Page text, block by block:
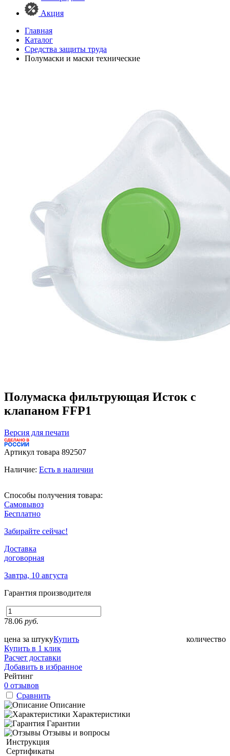
Акция
Главная
Каталог
Средства защиты труда
Полумаски и маски технические
Полумаска фильтрующая Исток с
клапаном FFP1
Версия для печати
Артикул товара 892507
Наличие: Есть в наличии
Способы получения товара:
Самовывоз
Бесплатно
Забирайте сейчас!
Доставка
договорная
Завтра, 10 августа
Гарантия производителя
78.06 руб.
цена за штуку количество
Купить
Купить в 1 клик
Расчет доставки
Добавить в избранное
Рейтинг
0 отзывов
Сравнить
Описание
Характеристики
Гарантии
Отзывы и вопросы
Инструкция
Сертификаты